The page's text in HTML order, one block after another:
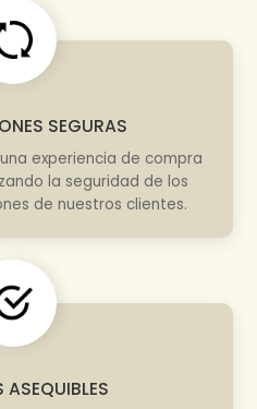
SEGURAS
experiencia de compra
la seguridad de los
de nuestros clientes.
ASEQUIBLES